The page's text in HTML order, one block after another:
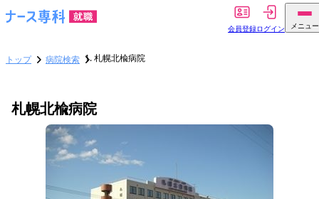
会員登録ログイン メニュー
トップ 病院検索 札幌北楡病院
札幌北楡病院